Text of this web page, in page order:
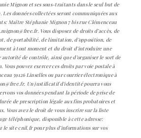
Mignon et ses sous-traitants dans le seul but de
Les données collectées seront communiquées aux
Maître Stéphanie Mignon 7 bis rue Clémenceau
Vous disposez de droits d’accès, de
de portabilité, de limitation, d’opposition, de
à tout moment et du droit d’introduire une
autorité de contrôle, ainsi que d’organiser le sort de
Vous pouvez exercer ces droits par voie postale à
59126 Linselles ou par courrier électronique à
Un justificatif d'identité pourra vous
vos données pendant la période de prise de
de prescription légale aux fins probatoires et
Vous avez le droit de vous inscrire sur la liste
téléphonique, disponible à cette adresse:
le site cnil.fr pour plus d’informations sur vos